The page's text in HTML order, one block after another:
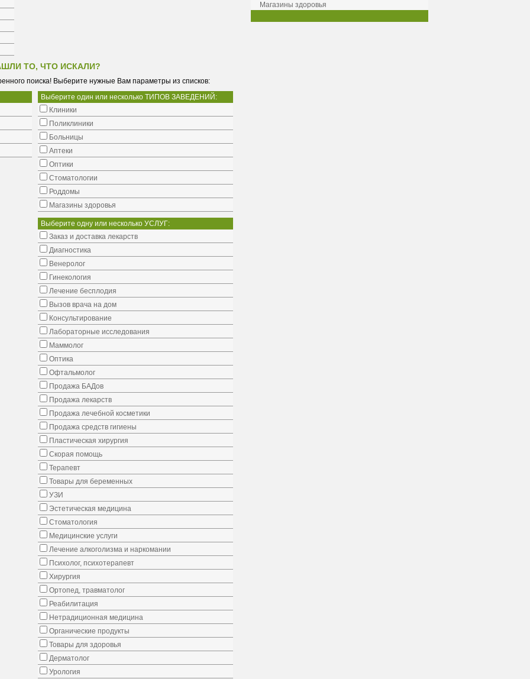
ТО, ЧТО ИСКАЛИ?
поиска! Выберите нужные Вам параметры из списков:
Выберите один или несколько ТИПОВ ЗАВЕДЕНИЙ:
Клиники
Поликлиники
Больницы
Аптеки
Оптики
Стоматологии
Роддомы
Магазины здоровья
Выберите одну или несколько УСЛУГ:
Заказ и доставка лекарств
Диагностика
Венеролог
Гинекология
Лечение бесплодия
Вызов врача на дом
Консультирование
Лабораторные исследования
Маммолог
Оптика
Офтальмолог
Продажа БАДов
Продажа лекарств
Продажа лечебной косметики
Продажа средств гигиены
Пластическая хирургия
Скорая помощь
Терапевт
Товары для беременных
УЗИ
Эстетическая медицина
Стоматология
Медицинские услуги
Лечение алкоголизма и наркомании
Психолог, психотерапевт
Хирургия
Ортопед, травматолог
Реабилитация
Нетрадиционная медицина
Органические продукты
Товары для здоровья
Дерматолог
Урология
Магазины здоровья